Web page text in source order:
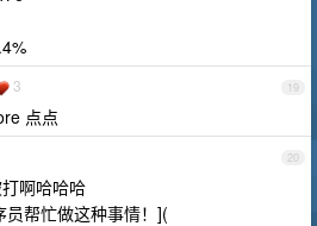
19
3
点点
20
啊哈哈哈
帮忙做这种事情！](